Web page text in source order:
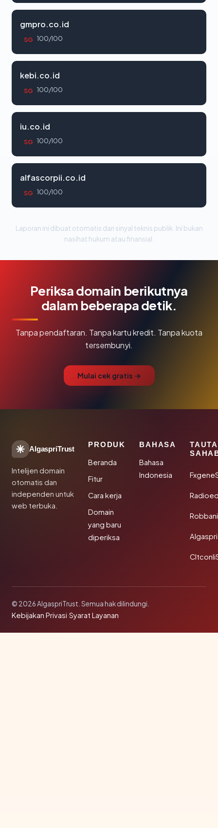
gmpro.co.id
SG 100/100
kebi.co.id
SG 100/100
iu.co.id
SG 100/100
alfascorpii.co.id
SG 100/100
Laporan ini dibuat otomatis dari sinyal teknis publik. Ini bukan
nasihat hukum atau finansial.
Periksa domain berikutnya
dalam beberapa detik.
Tanpa pendaftaran. Tanpa kartu kredit. Tanpa kuota
tersembunyi.
Mulai cek gratis →
AlgaspriTrust
Intelijen domain
otomatis dan
independen untuk
web terbuka.
PRODUK
Beranda
Fitur
Cara kerja
Domain
yang baru
diperiksa
BAHASA
Bahasa
Indonesia
© 2026 AlgaspriTrust. Semua hak dilindungi.
Kebijakan Privasi·Syarat Layanan